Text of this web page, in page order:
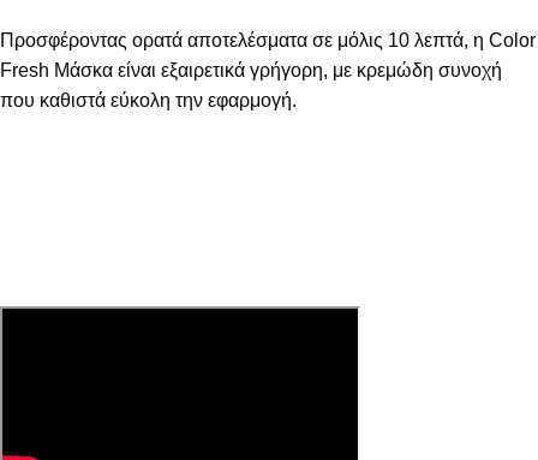
Προσφέροντας ορατά αποτελέσματα σε μόλις 10 λεπτά, η Color
Fresh Μάσκα είναι εξαιρετικά γρήγορη, με κρεμώδη συνοχή
που καθιστά εύκολη την εφαρμογή.